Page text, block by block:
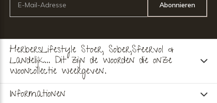
Abonnieren
HerbersLifestyle Stoer, Sober,Sfeervol &
Landelijk... Dit zijn de woorden die onze
wooncollectie weergeven.
Informationen